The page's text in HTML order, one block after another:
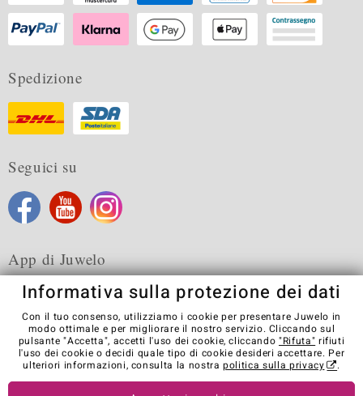
Spedizione
Seguici su
App di Juwelo
Condizioni generali di vendita Informativa Privacy
Cookies
Note legali
Contatti
Recedere dal contratto
Visit our stores in other countries:
Informativa sulla protezione dei dati
Con il tuo consenso, utilizziamo i cookie per presentare Juwelo in
modo ottimale e per migliorare il nostro servizio. Cliccando sul
pulsante "Accetta", accetti l'uso dei cookie, cliccando "Rifuta" rifiuti
l'uso dei cookie o decidi quale tipo di cookie desideri accettare. Per
ulteriori informazioni, consulta la nostrapolitica sulla privacy .